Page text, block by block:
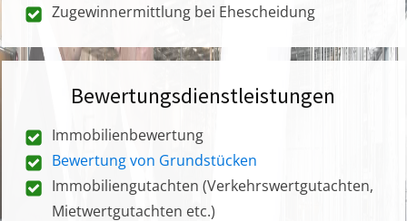
Zugewinnermittlung bei Ehescheidung
Bewertungsdienstleistungen
Immobilienbewertung
Bewertung von Grundstücken
Immobiliengutachten (Verkehrswertgutachten,
Mietwertgutachten etc.)